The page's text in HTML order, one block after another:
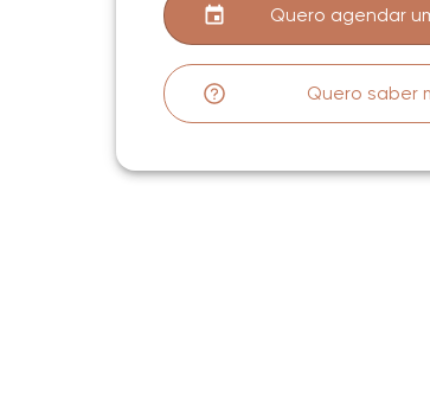
Quero agendar
Quero saber